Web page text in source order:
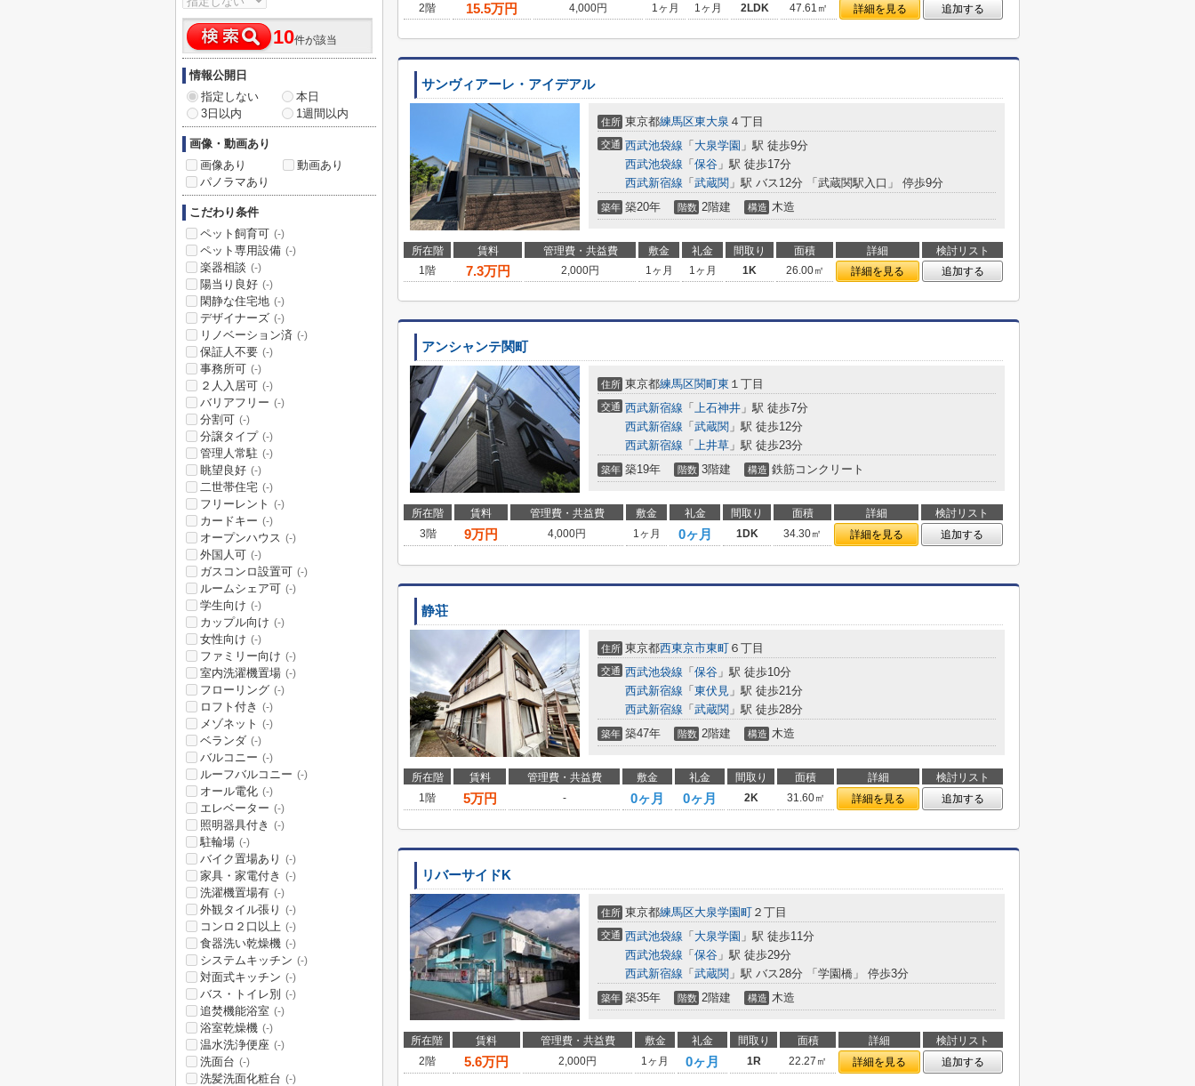
2階
15.5万円 4,000円 1ヶ月 1ヶ月 2LDK 47.61㎡ 詳細を見る 追加する
サンヴィアーレ・アイデアル
住所 東京都練馬区東大泉 ４丁目
交通 西武池袋線 「 大泉学園 」駅 徒歩9分
西武池袋線 「 保谷 」駅 徒歩17分
西武新宿線 「 武蔵関 」駅 バス12分 「武蔵関駅入口」 停歩9分
築年 築20年 階数 2階建 構造 木造
所在階 賃料 管理費・共益費 敷金 礼金 間取り 面積 詳細
検討リスト
1階
7.3万円 2,000円 1ヶ月 1ヶ月 1K 26.00㎡ 詳細を見る 追加する
アンシャンテ関町
住所 東京都練馬区関町東 １丁目
交通 西武新宿線 「 上石神井 」駅 徒歩7分
西武新宿線 「 武蔵関 」駅 徒歩12分
西武新宿線 「 上井草 」駅 徒歩23分
築年 築19年 階数 3階建 構造 鉄筋コンクリート
所在階 賃料 管理費・共益費 敷金 礼金 間取り 面積 詳細
検討リスト
3階
9万円 4,000円 1ヶ月 0ヶ月 1DK 34.30㎡ 詳細を見る 追加する
静荘
住所 東京都西東京市東町 ６丁目
交通 西武池袋線 「 保谷 」駅 徒歩10分
西武新宿線 「 東伏見 」駅 徒歩21分
西武新宿線 「 武蔵関 」駅 徒歩28分
築年 築47年 階数 2階建 構造 木造
所在階 賃料 管理費・共益費 敷金 礼金 間取り 面積 詳細
検討リスト
1階
5万円 - 0ヶ月 0ヶ月 2K 31.60㎡ 詳細を見る 追加する
リバーサイドK
住所 東京都練馬区大泉学園町 ２丁目
交通 西武池袋線 「 大泉学園 」駅 徒歩11分
西武池袋線 「 保谷 」駅 徒歩29分
西武新宿線 「 武蔵関 」駅 バス28分 「学園橋」 停歩3分
築年 築35年 階数 2階建 構造 木造
所在階 賃料 管理費・共益費 敷金 礼金 間取り 面積 詳細
検討リスト
2階
5.6万円 2,000円 1ヶ月 0ヶ月 1R 22.27㎡ 詳細を見る 追加する
10件が該当
情報公開日
指定しない
本日
3日以内
1週間以内
画像・動画あり
画像あり
動画あり
パノラマあり
こだわり条件
ペット飼育可 (-)
ペット専用設備 (-)
楽器相談 (-)
陽当り良好 (-)
閑静な住宅地 (-)
デザイナーズ (-)
リノベーション済 (-)
保証人不要 (-)
事務所可 (-)
２人入居可 (-)
バリアフリー (-)
分割可 (-)
分譲タイプ (-)
管理人常駐 (-)
眺望良好 (-)
二世帯住宅 (-)
フリーレント (-)
カードキー (-)
オープンハウス (-)
外国人可 (-)
ガスコンロ設置可 (-)
ルームシェア可 (-)
学生向け (-)
カップル向け (-)
女性向け (-)
ファミリー向け (-)
室内洗濯機置場 (-)
フローリング (-)
ロフト付き (-)
メゾネット (-)
ベランダ (-)
バルコニー (-)
ルーフバルコニー (-)
オール電化 (-)
エレベーター (-)
照明器具付き (-)
駐輪場 (-)
バイク置場あり (-)
家具・家電付き (-)
洗濯機置場有 (-)
外観タイル張り (-)
コンロ２口以上 (-)
食器洗い乾燥機 (-)
システムキッチン (-)
対面式キッチン (-)
バス・トイレ別 (-)
追焚機能浴室 (-)
浴室乾燥機 (-)
温水洗浄便座 (-)
洗面台 (-)
洗髪洗面化粧台 (-)